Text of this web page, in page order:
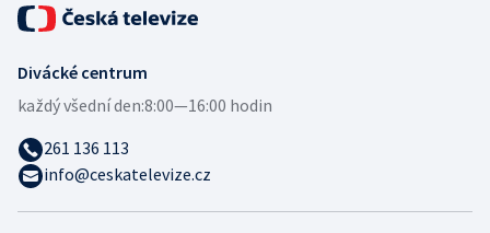
Divácké centrum
každý všední den:8:00—16:00 hodin
261 136 113
info@ceskatelevize.cz